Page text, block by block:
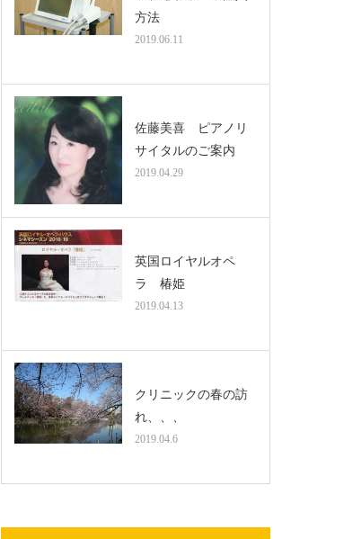
方法
2019.06.11
佐藤美喜 ピアノリ
サイタルのご案内
2019.04.29
英国ロイヤルオペ
ラ 椿姫
2019.04.13
クリニックの春の訪
れ、、、
2019.04.6